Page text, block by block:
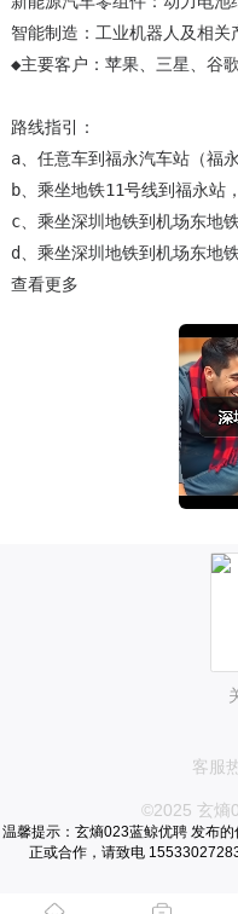
智能制造：工业机器人及相
◆主要客户：苹果、三星、谷
路线指引：
a、任意车到福永汽车站（福
b、乘坐地铁11号线到福永站
c、乘坐深圳地铁到机场东地
d、乘坐深圳地铁到机场东地
查看更多
客服
©2025 玄熵
温馨提示：玄熵023蓝鲸优聘 发布
正或合作，请致电